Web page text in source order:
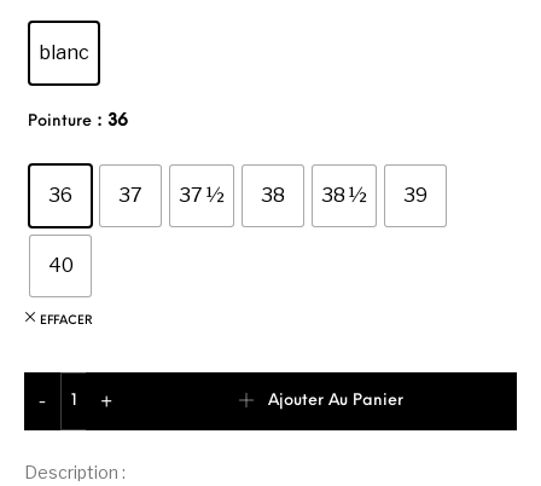
Description :
blanc
Pointure : 36
36 37 37 ½ 38 38 ½ 39
40
EFFACER
-
+
Ajouter Au Panier